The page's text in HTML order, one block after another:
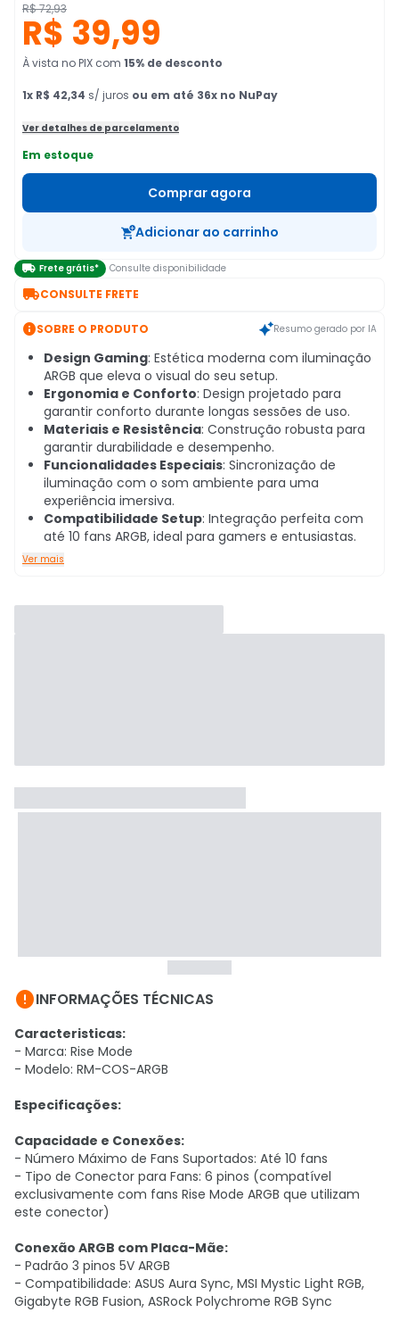
R$ 72,93
R$ 39,99
À vista no PIX com 15% de desconto
1x R$ 42,34 s/ juros ou em até 36x no NuPay
Ver detalhes de parcelamento
Em estoque
Comprar agora
Adicionar ao carrinho
 Frete grátis* Consulte disponibilidade
CONSULTE FRETE
SOBRE O PRODUTO Resumo gerado por IA
Design Gaming: Estética moderna com iluminação
ARGB que eleva o visual do seu setup.
Ergonomia e Conforto: Design projetado para
garantir conforto durante longas sessões de uso.
Materiais e Resistência: Construção robusta para
garantir durabilidade e desempenho.
Funcionalidades Especiais: Sincronização de
iluminação com o som ambiente para uma
experiência imersiva.
Compatibilidade Setup: Integração perfeita com
até 10 fans ARGB, ideal para gamers e entusiastas.
Ver mais
INFORMAÇÕES TÉCNICAS
Caracteristicas:
- Marca: Rise Mode
- Modelo: RM-COS-ARGB
Especificações:
Capacidade e Conexões:
- Número Máximo de Fans Suportados: Até 10 fans
- Tipo de Conector para Fans: 6 pinos (compatível
exclusivamente com fans Rise Mode ARGB que utilizam
este conector)
Conexão ARGB com Placa-Mãe:
- Padrão 3 pinos 5V ARGB
- Compatibilidade: ASUS Aura Sync, MSI Mystic Light RGB,
Gigabyte RGB Fusion, ASRock Polychrome RGB Sync